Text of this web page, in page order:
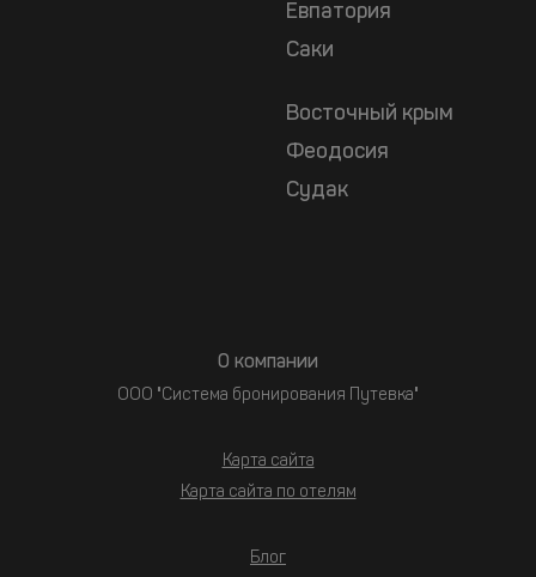
Евпатория
Саки
Восточный крым
Феодосия
Судак
О компании
ООО "Система бронирования Путевка"
Карта сайта
Карта сайта по отелям
Блог